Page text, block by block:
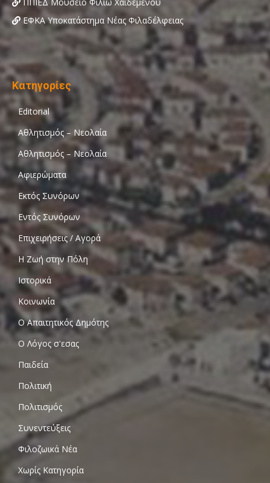
ΕΦΚΑ Υποκατάστημα Νέας Φιλαδέλφειας
Κατηγορίες
Editorial
Αθλητισμός – Νεολαία
Αθλητισμός – Νεολαία
Αφιερώματα
Εκτός Συνόρων
Εντός Συνόρων
Επιχειρήσεις / Αγορά
Η Ζωή στην Πόλη
Ιστορικά
Κοινωνία
Ο Απαιτητικός Δημότης
Ο Λόγος σ'εσας
Παιδεία
Πολιτική
Πολιτισμός
Συνεντεύξεις
Φιλοζωικά Νέα
Χωρίς Κατηγορία